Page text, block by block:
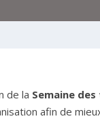
de la Semaine
afin de